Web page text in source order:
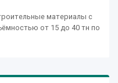
материалы с
от 15 до 40 тн по